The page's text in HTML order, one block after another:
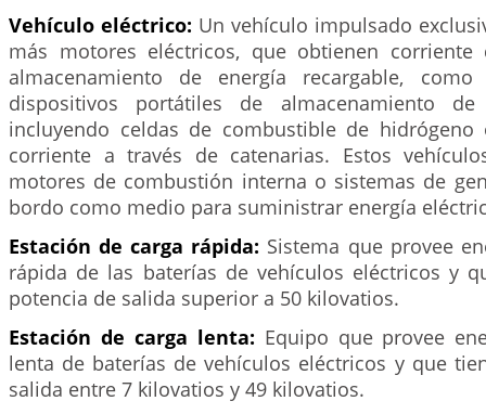
Vehículo eléctrico: Un vehículo impulsado
más motores eléctricos, que obtienen
almacenamiento de energía recargable,
dispositivos portátiles de almacenamiento de
incluyendo celdas de combustible de
corriente a través de catenarias. Estos
motores de combustión interna o sistemas de
bordo como medio para suministrar energía
Estación de carga rápida: Sistema que provee
rápida de las baterías de vehículos eléctricos y
potencia de salida superior a 50 kilovatios.
Estación de carga lenta: Equipo que provee
lenta de baterías de vehículos eléctricos y que
salida entre 7 kilovatios y 49 kilovatios.